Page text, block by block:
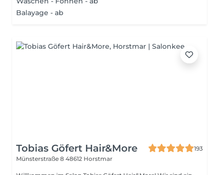
Balayage - ab
Tobias Göfert Hair&More
193
Münsterstraße 8 48612 Horstmar